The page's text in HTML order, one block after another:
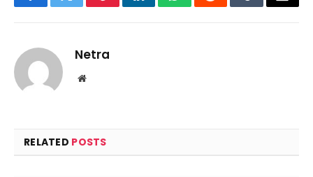
FacebookTwitterPinterestLinkedInWhatsAppRedditTumblrEmail
Netra
Website
RELATED POSTS